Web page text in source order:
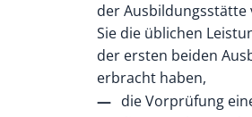
der Ausbildungsstätte
Sie die üblichen
der ersten beiden
erbracht haben,
die Vorprüfung